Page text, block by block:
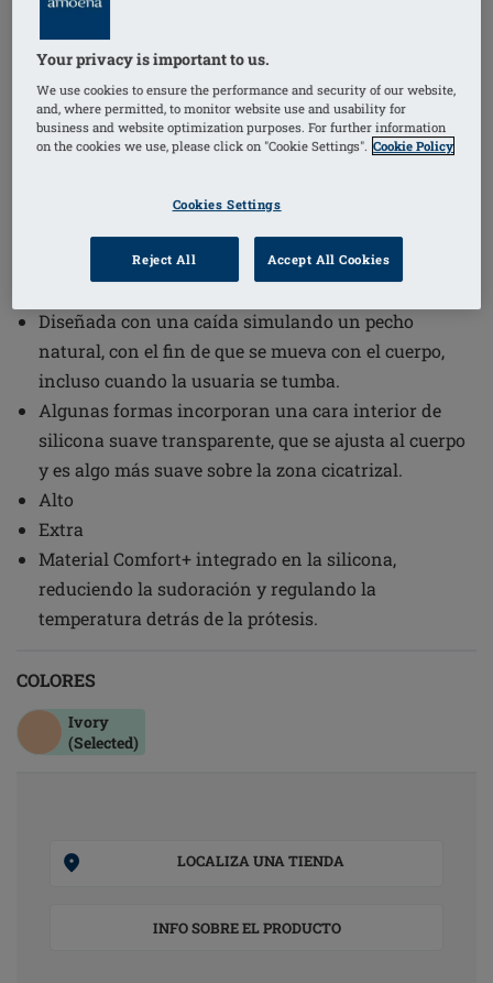
Código de pedido: 322 Natura
Diseñada con una caída simulando un pecho
natural, con el fin de que se mueva con el cuerpo,
incluso cuando la usuaria se tumba.
Algunas formas incorporan una cara interior de
silicona suave transparente, que se ajusta al cuerpo
y es algo más suave sobre la zona cicatrizal.
Alto
Extra
Material Comfort+ integrado en la silicona,
reduciendo la sudoración y regulando la
temperatura detrás de la prótesis.
COLORES
Ivory
(Selected)
LOCALIZA UNA TIENDA
INFO SOBRE EL PRODUCTO
Your privacy is important to us.
We use cookies to ensure the performance and security of our website,
and, where permitted, to monitor website use and usability for
business and website optimization purposes. For further information
on the cookies we use, please click on "Cookie Settings". Cookie Policy
Cookies Settings
Reject All Accept All Cookies